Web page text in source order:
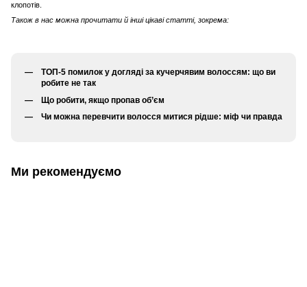
клопотів.
Також в нас можна прочитати й інші цікаві статті, зокрема:
ТОП-5 помилок у догляді за кучерчявим волоссям: що ви
робите не так
Що робити, якщо пропав об’єм
Чи можна перевчити волосся митися рідше: міф чи правда
Ми рекомендуємо